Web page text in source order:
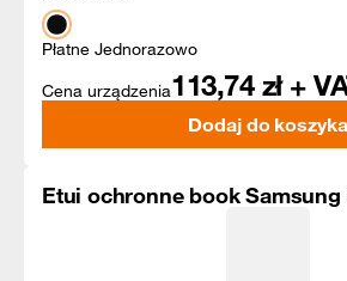
Płatne Jednorazowo
Cena urządzenia113,74 zł +
Dodaj do koszyka
Etui ochronne book Samsung